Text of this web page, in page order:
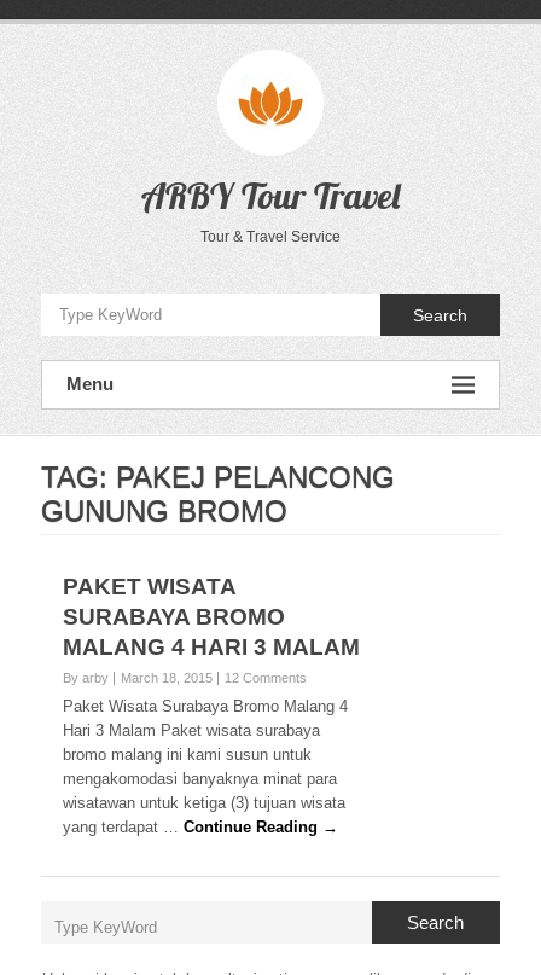
ARBY Tour Travel
Tour & Travel Service
Search
Menu
TAG: PAKEJ PELANCONG
GUNUNG BROMO
PAKET WISATA
SURABAYA BROMO
MALANG 4 HARI 3 MALAM
By arby March 18, 2015 12 Comments
Paket Wisata Surabaya Bromo Malang 4
Hari 3 Malam Paket wisata surabaya
bromo malang ini kami susun untuk
mengakomodasi banyaknya minat para
wisatawan untuk ketiga (3) tujuan wisata
yang terdapat …Continue Reading →
Search